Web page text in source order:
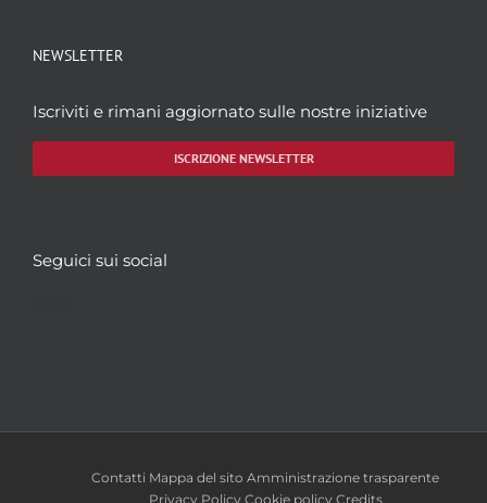
NEWSLETTER
Iscriviti e rimani aggiornato sulle nostre iniziative
ISCRIZIONE NEWSLETTER
Seguici sui social
Contatti Mappa del sito Amministrazione trasparente
Privacy Policy Cookie policy Credits